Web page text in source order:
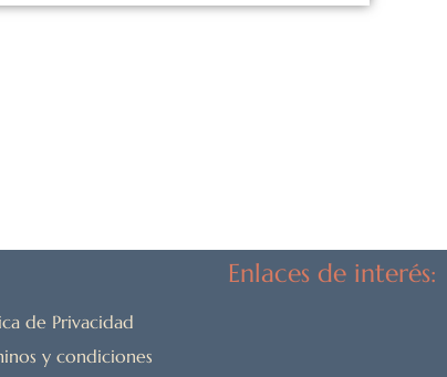
Enlaces de interés:
de Privacidad
y condiciones